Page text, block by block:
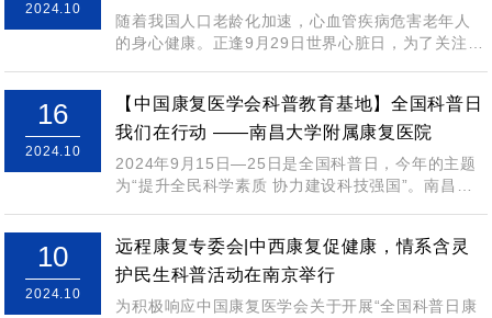
2024.10
随着我国人口老龄化加速，心血管疾病危害老年人
的身心健康。正逢9月29日世界心脏日，为了关注老
16
2024.10
【中国康复医学会科普教育基地】全国科普日
我们在行动 ——南昌大学附属康复医院
2024年9月15日—25日是全国科普日，今年的主题
为“提升全民科学素质 协力建设科技强国”。南昌大
10
2024.10
远程康复专委会|中西康复促健康，情系含灵
护民生科普活动在南京举行
为积极响应中国康复医学会关于开展“全国科普日康